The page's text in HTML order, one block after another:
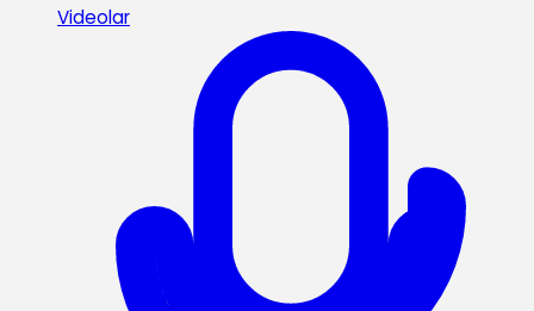
Videolar